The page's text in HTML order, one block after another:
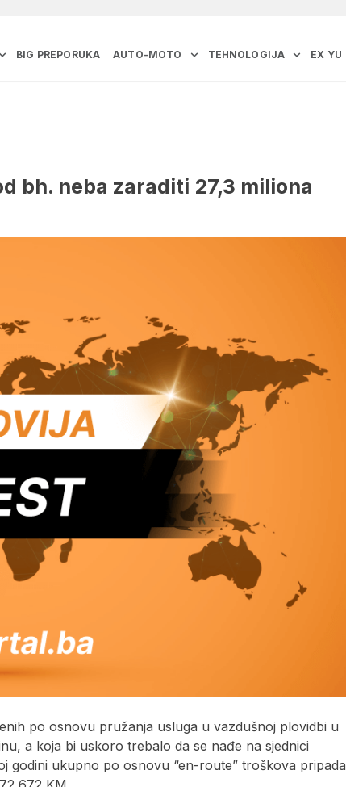
BIG PREPORUKA AUTO-MOTO TEHNOLOGIJA EX YU
bh. neba zaraditi 27,3 miliona
po osnovu pružanja usluga u vazdušnoj plovidbi u
a koja bi uskoro trebalo da se nađe na sjednici
godini ukupno po osnovu “en-route” troškova pripada